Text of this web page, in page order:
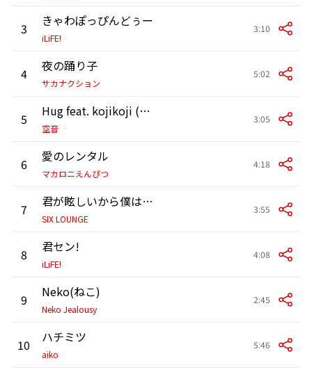
3 きゃわぽっぴんどぅー
iLiFE!
3:10
4 夜の踊り子
サカナクション
5:02
5 Hug feat. kojikoji (Fantasy club ver.)
空音
3:05
6 愛のレンタル
マカロニえんぴつ
4:18
7 君が眩しいから僕は星が見えない
SIX LOUNGE
3:55
8 君セン!
iLiFE!
4:08
9 Neko(ねこ)
Neko Jealousy
2:45
10 ハチミツ
aiko
5:46